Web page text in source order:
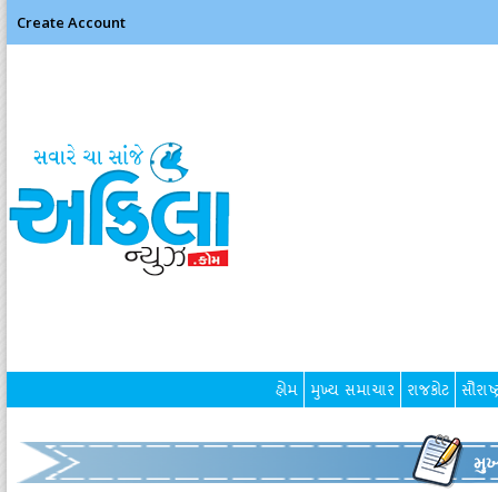
Create Account
હોમ મુખ્ય સમાચાર રાજકોટ